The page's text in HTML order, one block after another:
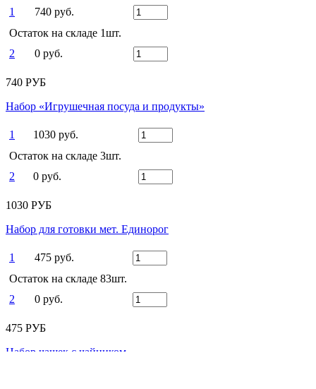
1
740 руб.
Остаток на складе 1шт.
2
0 руб.
740 РУБ
Набор «Игрушечная посуда и продукты»
1
1030 руб.
Остаток на складе 3шт.
2
0 руб.
1030 РУБ
Набор для готовки мет. Единорог
1
475 руб.
Остаток на складе 83шт.
2
0 руб.
475 РУБ
Набор чашек с чайником